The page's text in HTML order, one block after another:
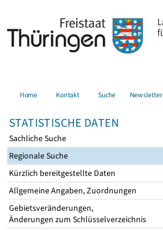
Home Kontakt Suche Newsletter
STATISTISCHE DATEN
Sachliche Suche
Regionale Suche
Kürzlich bereitgestellte Daten
Allgemeine Angaben, Zuordnungen
Gebietsveränderungen,
Änderungen zum Schlüsselverzeichnis